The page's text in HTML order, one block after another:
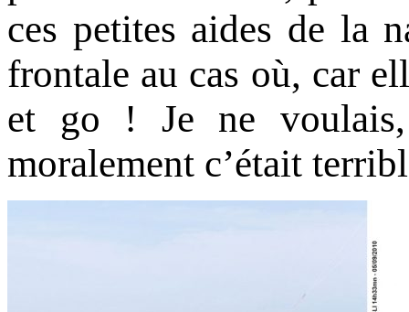
ces petites aides de la
frontale au cas où, car
et go ! Je ne voulais,
moralement c’était